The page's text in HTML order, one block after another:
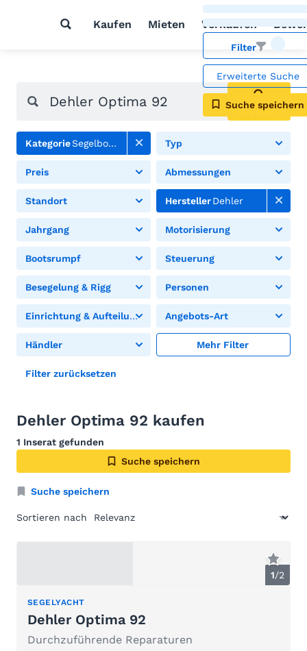
Kaufen Mieten Verkaufen
Filter
Erweiterte Suche
Suche speichern
Suchen
KategorieSegelboote Typ
Preis Abmessungen
Standort HerstellerDehler
Jahrgang Motorisierung
Bootsrumpf Steuerung
Besegelung & Rigg Personen
Einrichtung & Aufteilung Angebots-Art
Händler Mehr Filter
Filter zurücksetzen
Dehler Optima 92 kaufen
1 Inserat gefunden
Suche speichern
Suche speichern
Sortieren nach
1/2
SEGELYACHT
Dehler Optima 92
Durchzuführende Reparaturen